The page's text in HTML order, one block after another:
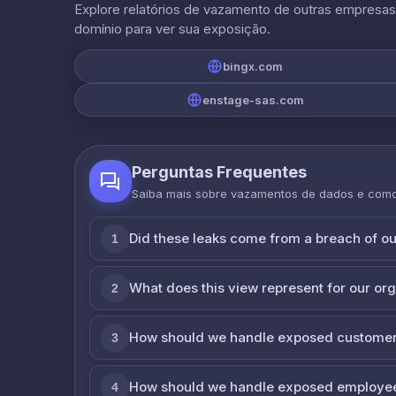
Explore relatórios de vazamento de outras
domínio para ver sua exposição.
bingx.com
enstage-sas.com
Perguntas Frequentes
Saiba mais sobre vazamentos de dados e
1 Did these leaks come from a breach of
2 What does this view represent for our
3 How should we handle exposed
4 How should we handle exposed